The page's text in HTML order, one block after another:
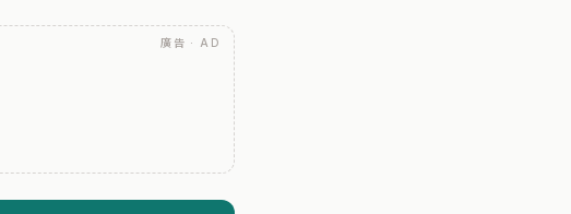
廣告 · AD